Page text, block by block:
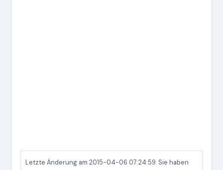
Letzte Änderung am 2015-04-06 07:24:59. Sie haben